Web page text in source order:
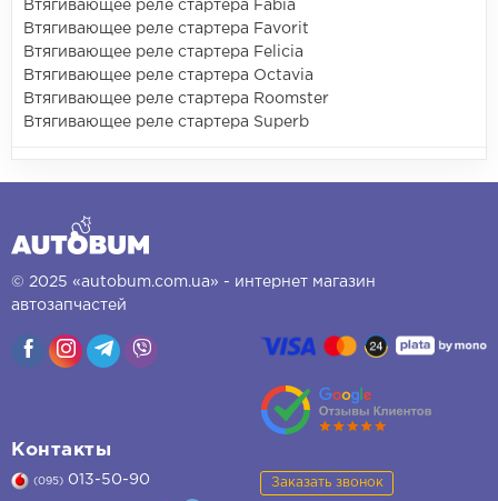
Втягивающее реле стартера Fabia
Втягивающее реле стартера Favorit
Втягивающее реле стартера Felicia
Втягивающее реле стартера Octavia
Втягивающее реле стартера Roomster
Втягивающее реле стартера Superb
© 2025 «autobum.com.ua» - интернет магазин
автозапчастей
Контакты
(095) 013-50-90 Заказать звонок